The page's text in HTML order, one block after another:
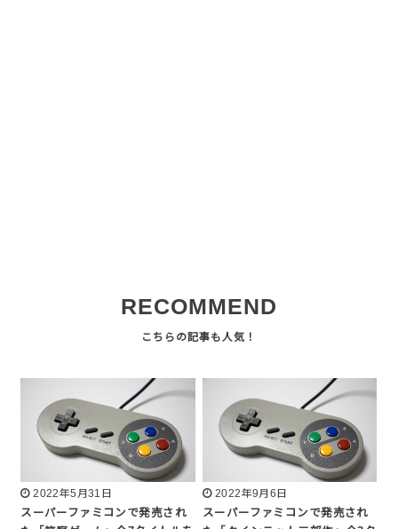
RECOMMEND
2022年5月31日
スーパーファミコンで発売され
2022年9月6日
スーパーファミコンで発売され